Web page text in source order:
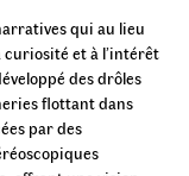
qui au lieu
curiosité et à l’intérêt
des drôles
flottant dans
par des